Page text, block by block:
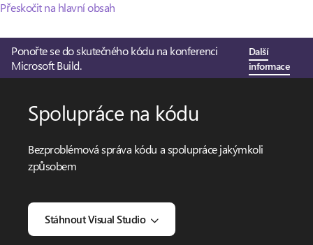
Přeskočit na hlavní obsah
Ponořte se do skutečného kódu na konferenci
Microsoft Build.
Další
informace
Spolupráce na kódu
Bezproblémová správa kódu a spolupráce jakýmkoli
způsobem
Stáhnout Visual Studio